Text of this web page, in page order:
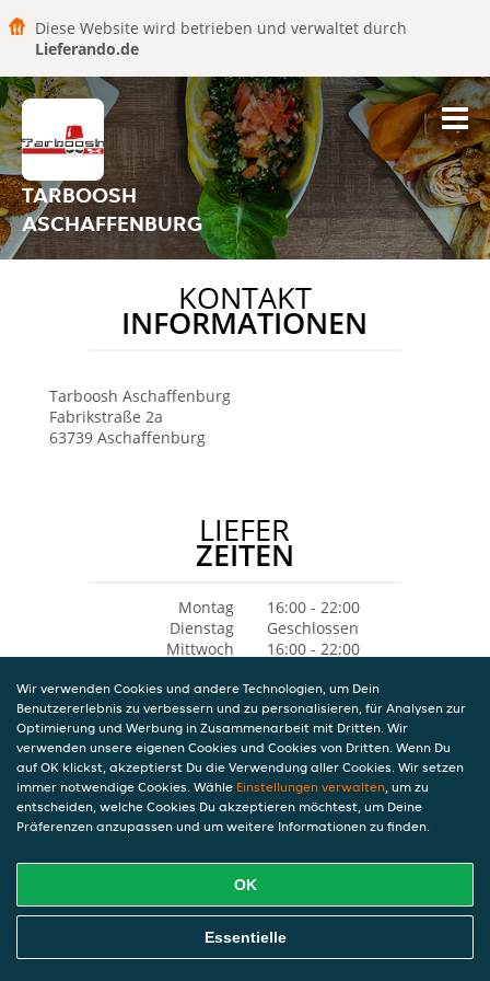
Diese Website wird betrieben und verwaltet durch
Lieferando.de
TARBOOSH
ASCHAFFENBURG
KONTAKT
INFORMATIONEN
Tarboosh Aschaffenburg
Fabrikstraße 2a
63739 Aschaffenburg
LIEFER
ZEITEN
Montag
16:00 - 22:00
Dienstag
Geschlossen
Mittwoch
16:00 - 22:00
Freitag
16:00 - 22:00
Samstag
16:00 - 22:00
Sonntag
16:00 - 22:00
Wir verwenden Cookies und andere Technologien, um Dein
Benutzererlebnis zu verbessern und zu personalisieren, für Analysen zur
Optimierung und Werbung in Zusammenarbeit mit Dritten. Wir
verwenden unsere eigenen Cookies und Cookies von Dritten. Wenn Du
auf OK klickst, akzeptierst Du die Verwendung aller Cookies. Wir setzen
immer notwendige Cookies. Wähle Einstellungen verwalten, um zu
entscheiden, welche Cookies Du akzeptieren möchtest, um Deine
Präferenzen anzupassen und um weitere Informationen zu finden.
OK
Essentielle